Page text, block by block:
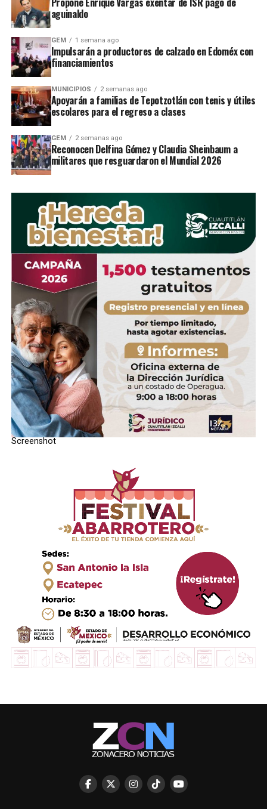
expertos en en el temay quienes tomaron en
consideraciÃ³n para la calificaciÃ³n
el porte y gallardÃ­a, asÃ­ como la voz de mando para
ejecutar la rutina.
El presidente municipal
DurÃ¡n refiriÃ³, luego de concluirÂ el concurso:
Nuestro objetivo principal es apoyar la formaciÃ³n
de todos los estudiantes tultitlenses,reconocer la
dedicaciÃ³n y esfuerzo que realizan en este tipo de
actividades cÃ­vicasâ, dijo.
Finalmente se realizÃ³ la
premiaciÃ³n a nivel primaria
, cambiando el semblante de una pequeÃ±a alumna que
no consiguiÃ³ nada, pero eltercer lugar la escuela
Diego Rivera;el segundo lugar fue para la escuela
primaria Emperador CuauhtÃ©mocquien empato
con laPrimaria Agripin GarcÃ­a Estrada , dando paso al
primer lugar que se le otorgÃ³ a la escuela primaria
NiÃ±os HÃ©roes.
RELATED TOPICS:
UP NEXT
Alistan encuentro estatal de Pymes en Izcalli
infraestructura educativa
STAFF / Zona Cero Noticias
aguinaldo
GEM 1 semana ago
Impulsarán a productores de calzado en Edoméx con
financiamientos
MUNICIPIOS 2 semanas ago
Apoyarán a familias de Tepotzotlán con tenis y útiles
escolares para el regreso a clases
GEM 2 semanas ago
Reconocen Delfina Gómez y Claudia Sheinbaum a
militares que resguardaron el Mundial 2026
Screenshot